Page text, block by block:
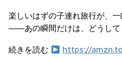
楽しいはずの子連れ旅行が、一
――あの瞬間だけは、どうして
続きを読む https://